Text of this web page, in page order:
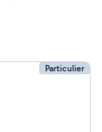
Particulier